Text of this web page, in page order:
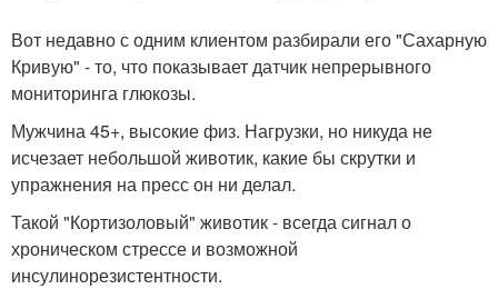
Вот недавно с одним клиентом разбирали его "Сахарную
Кривую" - то, что показывает датчик непрерывного
мониторинга глюкозы.
Мужчина 45+, высокие физ. Нагрузки, но никуда не
исчезает небольшой животик, какие бы скрутки и
упражнения на пресс он ни делал.
Такой "Кортизоловый" животик - всегда сигнал о
хроническом стрессе и возможной
инсулинорезистентности.